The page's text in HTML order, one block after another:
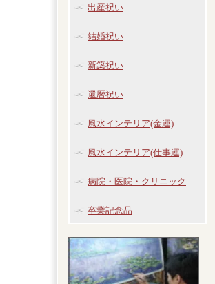
出産祝い
結婚祝い
新築祝い
還暦祝い
風水インテリア(金運)
風水インテリア(仕事運)
病院・医院・クリニック
卒業記念品